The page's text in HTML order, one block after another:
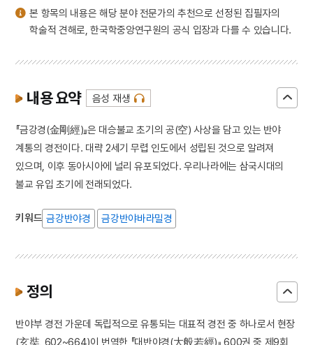
본 항목의 내용은 해당 분야 전문가의 추천으로 선정된 집필자의
학술적 견해로, 한국학중앙연구원의 공식 입장과 다를 수 있습니다.
내용 요약 음성 재생
『금강경(金剛經)』은 대승불교 초기의 공(空) 사상을 담고 있는 반야
계통의 경전이다. 대략 2세기 무렵 인도에서 성립된 것으로 알려져
있으며, 이후 동아시아에 널리 유포되었다. 우리나라에는 삼국시대의
불교 유입 초기에 전래되었다.
키워드 금강반야경 금강반야바라밀경
정의
반야부 경전 가운데 독립적으로 유통되는 대표적 경전 중 하나로서 현장
(玄奘, 602~664)이 번역한 『대반야경(大般若經)』 600권 중 제9회